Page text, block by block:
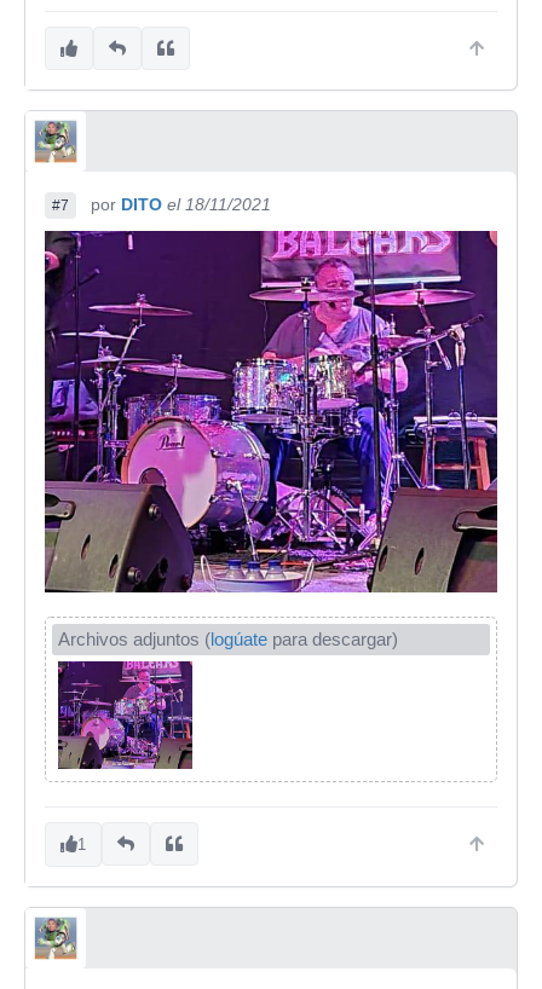
#7 por DITO el 18/11/2021
Archivos adjuntos (logúate para descargar)
1